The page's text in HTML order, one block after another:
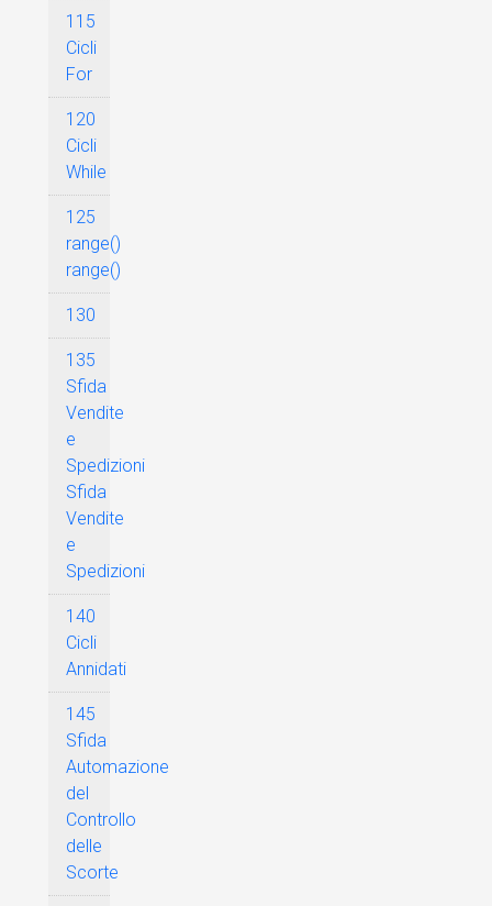
115
Cicli
For
120
Cicli
While
125
range()
range()
130
135
Sfida
Vendite
e
Spedizioni
Sfida
Vendite
e
Spedizioni
140
Cicli
Annidati
145
Sfida
Automazione
del
Controllo
delle
Scorte